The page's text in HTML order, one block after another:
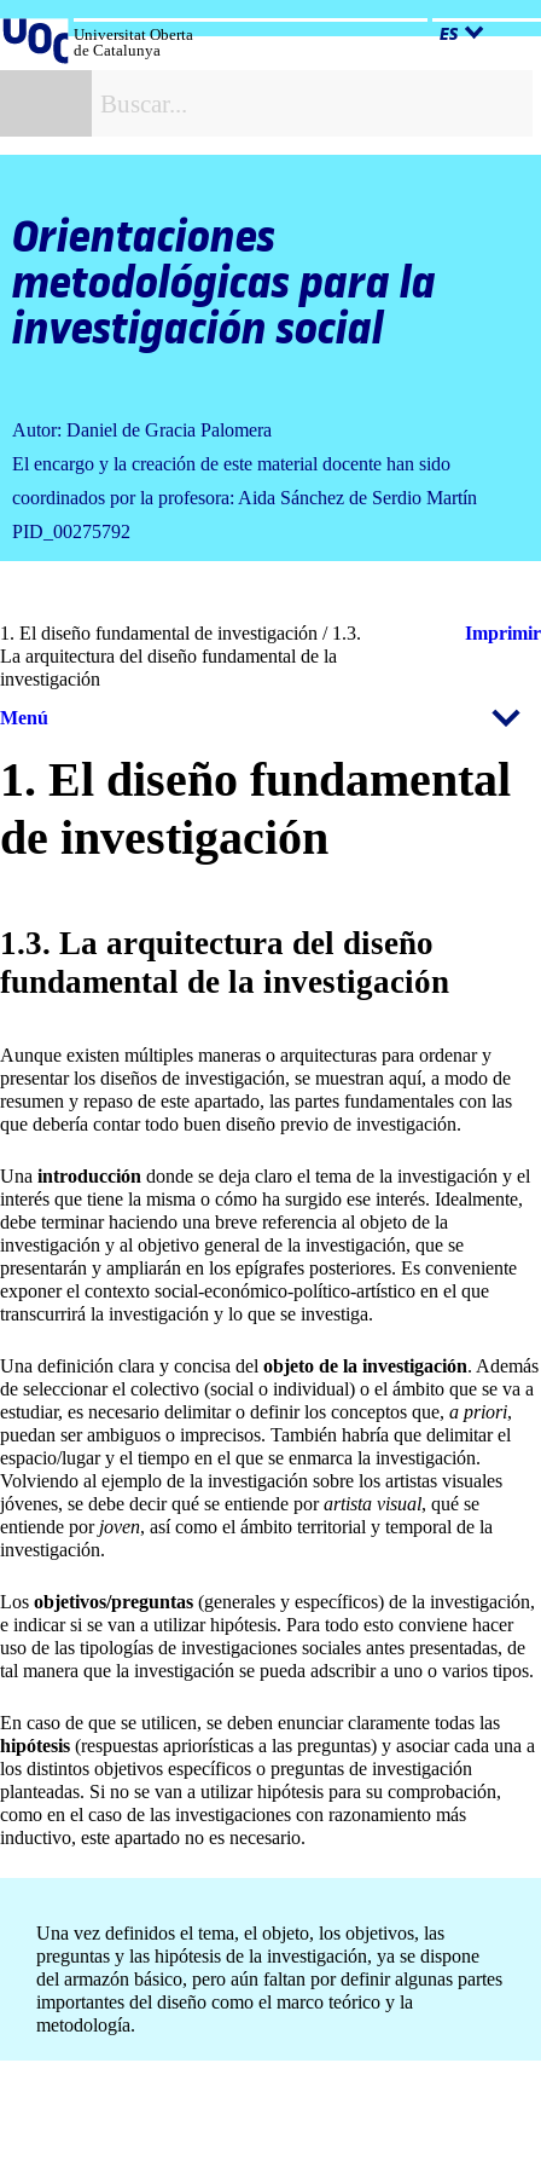
al
contenido
Universitat Oberta
de Catalunya
ES
Orientaciones
metodológicas para la
investigación social
Autor: Daniel de Gracia Palomera
El encargo y la creación de este material docente han sido
coordinados por la profesora: Aida Sánchez de Serdio Martín
PID_00275792
1. El diseño fundamental de investigación / 1.3.
La arquitectura del diseño fundamental de la
investigación
Imprimir
Menú
1. El diseño fundamental
de investigación
1.3. La arquitectura del diseño
fundamental de la investigación
Aunque existen múltiples maneras o arquitecturas para ordenar y
presentar los diseños de investigación, se muestran aquí, a modo de
resumen y repaso de este apartado, las partes fundamentales con las
que debería contar todo buen diseño previo de investigación.
Una introducción donde se deja claro el tema de la investigación y el
interés que tiene la misma o cómo ha surgido ese interés. Idealmente,
debe terminar haciendo una breve referencia al objeto de la
investigación y al objetivo general de la investigación, que se
presentarán y ampliarán en los epígrafes posteriores. Es conveniente
exponer el contexto social-económico-político-artístico en el que
transcurrirá la investigación y lo que se investiga.
Una definición clara y concisa del objeto de la investigación. Además
de seleccionar el colectivo (social o individual) o el ámbito que se va a
estudiar, es necesario delimitar o definir los conceptos que, a priori,
puedan ser ambiguos o imprecisos. También habría que delimitar el
espacio/lugar y el tiempo en el que se enmarca la investigación.
Volviendo al ejemplo de la investigación sobre los artistas visuales
jóvenes, se debe decir qué se entiende porartista visual, qué se
entiende por joven, así como el ámbito territorial y temporal de la
investigación.
Los objetivos/preguntas (generales y específicos) de la investigación,
e indicar si se van a utilizar hipótesis. Para todo esto conviene hacer
uso de las tipologías de investigaciones sociales antes presentadas, de
tal manera que la investigación se pueda adscribir a uno o varios tipos.
En caso de que se utilicen, se deben enunciar claramente todas las
hipótesis (respuestas apriorísticas a las preguntas) y asociar cada una a
los distintos objetivos específicos o preguntas de investigación
planteadas. Si no se van a utilizar hipótesis para su comprobación,
como en el caso de las investigaciones con razonamiento más
inductivo, este apartado no es necesario.
Una vez definidos el tema, el objeto, los objetivos, las
preguntas y las hipótesis de la investigación, ya se dispone
del armazón básico, pero aún faltan por definir algunas partes
importantes del diseño como el marco teórico y la
metodología.